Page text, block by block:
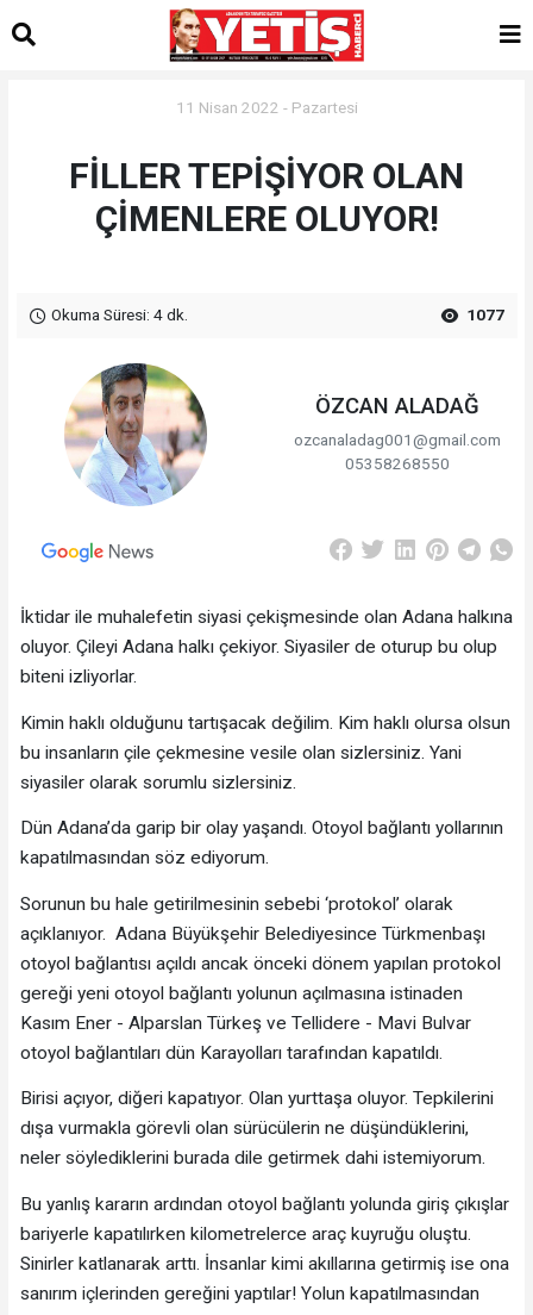
11 Nisan 2022 - Pazartesi
FİLLER TEPİŞİYOR OLAN
ÇİMENLERE OLUYOR!
Okuma Süresi: 4 dk. 1077
ÖZCAN ALADAĞ
ozcanaladag001@gmail.com
05358268550
İktidar ile muhalefetin siyasi çekişmesinde olan Adana halkına
oluyor. Çileyi Adana halkı çekiyor. Siyasiler de oturup bu olup
biteni izliyorlar.
Kimin haklı olduğunu tartışacak değilim. Kim haklı olursa olsun
bu insanların çile çekmesine vesile olan sizlersiniz. Yani
siyasiler olarak sorumlu sizlersiniz.
Dün Adana’da garip bir olay yaşandı. Otoyol bağlantı yollarının
kapatılmasından söz ediyorum.
Sorunun bu hale getirilmesinin sebebi ‘protokol’ olarak
açıklanıyor. Adana Büyükşehir Belediyesince Türkmenbaşı
otoyol bağlantısı açıldı ancak önceki dönem yapılan protokol
gereği yeni otoyol bağlantı yolunun açılmasına istinaden
Kasım Ener - Alparslan Türkeş ve Tellidere - Mavi Bulvar
otoyol bağlantıları dün Karayolları tarafından kapatıldı.
Birisi açıyor, diğeri kapatıyor. Olan yurttaşa oluyor. Tepkilerini
dışa vurmakla görevli olan sürücülerin ne düşündüklerini,
neler söylediklerini burada dile getirmek dahi istemiyorum.
Bu yanlış kararın ardından otoyol bağlantı yolunda giriş çıkışlar
bariyerle kapatılırken kilometrelerce araç kuyruğu oluştu.
Sinirler katlanarak arttı. İnsanlar kimi akıllarına getirmiş ise ona
sanırım içlerinden gereğini yaptılar! Yolun kapatılmasından